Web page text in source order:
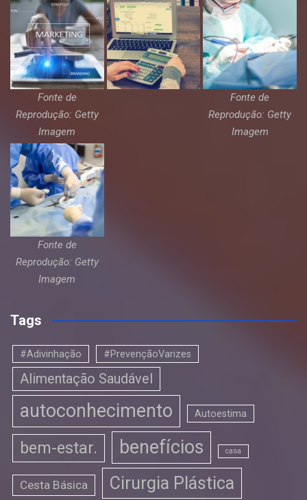
Fonte de
Reprodução: Getty
Imagem
Fonte de
Reprodução: Getty
Imagem
Fonte de
Reprodução: Getty
Imagem
Tags
#Adivinhação #PrevençãoVarizes
Alimentação Saudável
autoconhecimento Autoestima
bem-estar. benefícios casa
Cesta Básica Cirurgia Plástica